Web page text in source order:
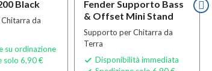
Black
da
su ordinazione
solo 6,90 €
Fender Supporto Bass
& Offset Mini Stand
Supporto per Chitarra da
Terra
 Disponibilità immediata